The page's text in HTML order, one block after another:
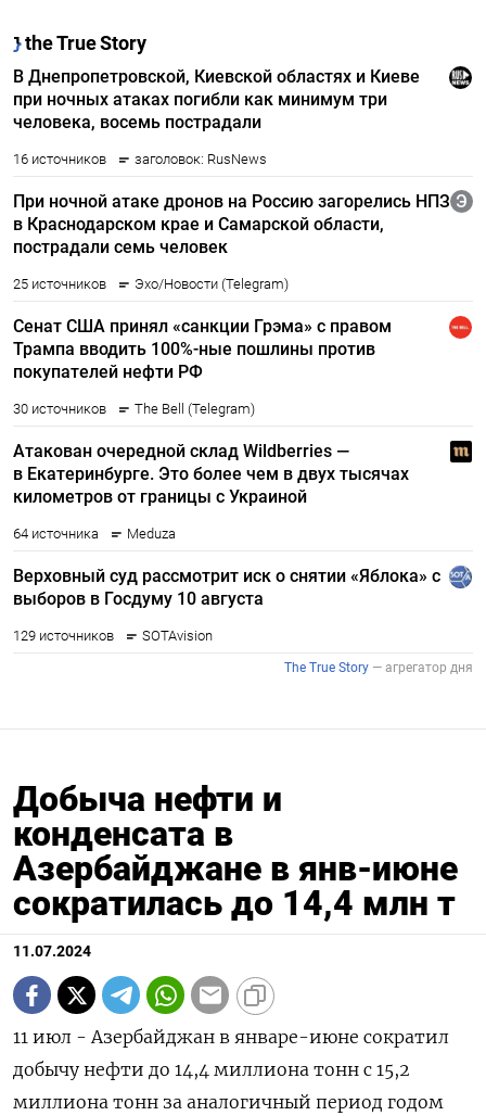
Добыча нефти и
конденсата в
Азербайджане в янв-июне
сократилась до 14,4 млн т
11.07.2024
11 июл - Азербайджан в январе-июне сократил
добычу нефти до 14,4 миллиона тонн с 15,2
миллиона тонн за аналогичный период годом